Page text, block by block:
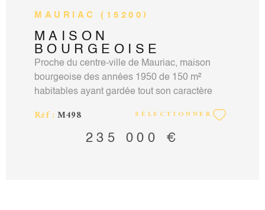
MAURIAC (15200)
MAISON
BOURGEOISE
Proche du centre-ville de Mauriac, maison
bourgeoise des années 1950 de 150 m²
habitables ayant gardée tout son caractère
ensoleillée toute la journée. Grand parc arboré
de 2524m² avec un puit. Maison composée en
Réf : M498 SÉLECTIONNER
235 000 €